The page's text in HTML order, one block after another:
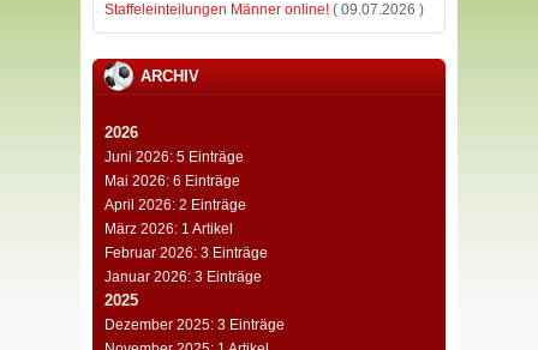
Staffeleinteilungen Männer online! ( 09.07.2026 )
ARCHIV
2026
Juni 2026: 5 Einträge
Mai 2026: 6 Einträge
April 2026: 2 Einträge
März 2026: 1 Artikel
Februar 2026: 3 Einträge
Januar 2026: 3 Einträge
2025
Dezember 2025: 3 Einträge